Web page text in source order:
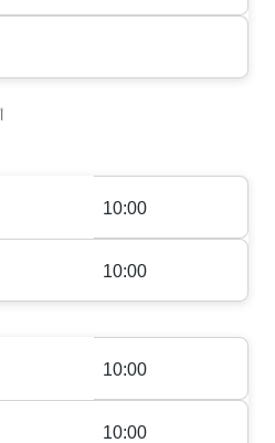
10:00
10:00
10:00
10:00